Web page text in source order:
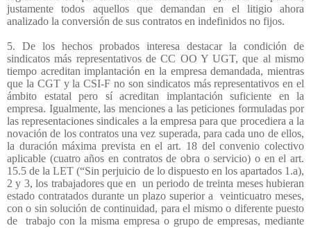
justamente todos aquellos que demandan en el litigio ahora
analizado la conversión de sus contratos en indefinidos no fijos.
5. De los hechos probados interesa destacar la condición de
sindicatos más representativos de CC OO Y UGT, que al mismo
tiempo acreditan implantación en la empresa demandada, mientras
que la CGT y la CSI-F no son sindicatos más representativos en el
ámbito estatal pero sí acreditan implantación suficiente en la
empresa. Igualmente, las menciones a las peticiones formuladas por
las representaciones sindicales a la empresa para que procediera a la
novación de los contratos una vez superada, para cada uno de ellos,
la duración máxima prevista en el art. 18 del convenio colectivo
aplicable (cuatro años en contratos de obra o servicio) o en el art.
15.5 de la LET (“Sin perjuicio de lo dispuesto en los apartados 1.a),
2 y 3, los trabajadores que en un periodo de treinta meses hubieran
estado contratados durante un plazo superior a
veinticuatro meses,
con o sin solución de continuidad, para el mismo o diferente puesto
de
trabajo con la misma empresa o grupo de empresas, mediante